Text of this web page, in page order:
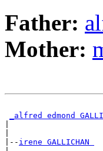
Father:
Mother:
_alfred edmond
|-- irene GALLICHAN